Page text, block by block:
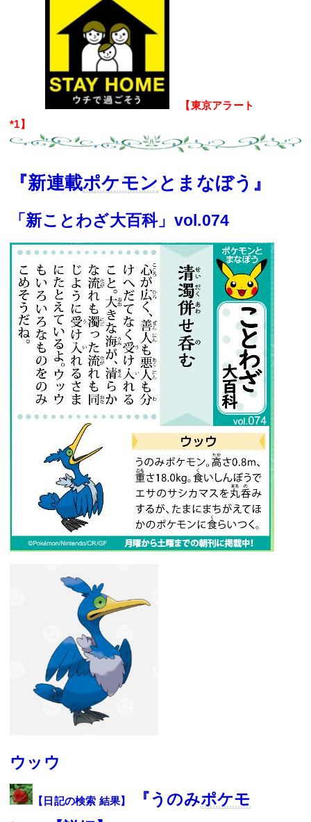
【東京アラート
*1】
『新連載ポケモン とまなぼう』
「新ことわざ大百科」vol.074
ウッウ
【日記の検索 結果】 『うのみポケモ